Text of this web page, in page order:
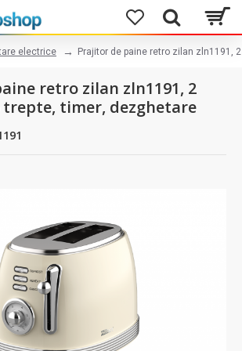
electrice Prajitor de paine retro zilan zln1191,
retro zilan zln1191, 2
trepte, timer, dezghetare